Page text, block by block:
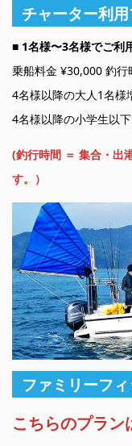
チャーター利
■ 1名様〜3名様でご利
乗船料金 ¥30,000 釣行
4名様以降の大人1名様
4名様以降の小学生以
(釣行時間 ＝ 集合・出
す。）
ファミリーフ
こちらのプラン